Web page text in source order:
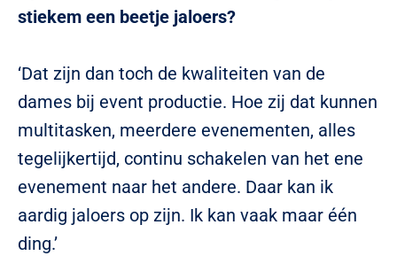
stiekem een beetje jaloers?
‘Dat zijn dan toch de kwaliteiten van de
dames bij event productie. Hoe zij dat kunnen
multitasken, meerdere evenementen, alles
tegelijkertijd, continu schakelen van het ene
evenement naar het andere. Daar kan ik
aardig jaloers op zijn. Ik kan vaak maar één
ding.’